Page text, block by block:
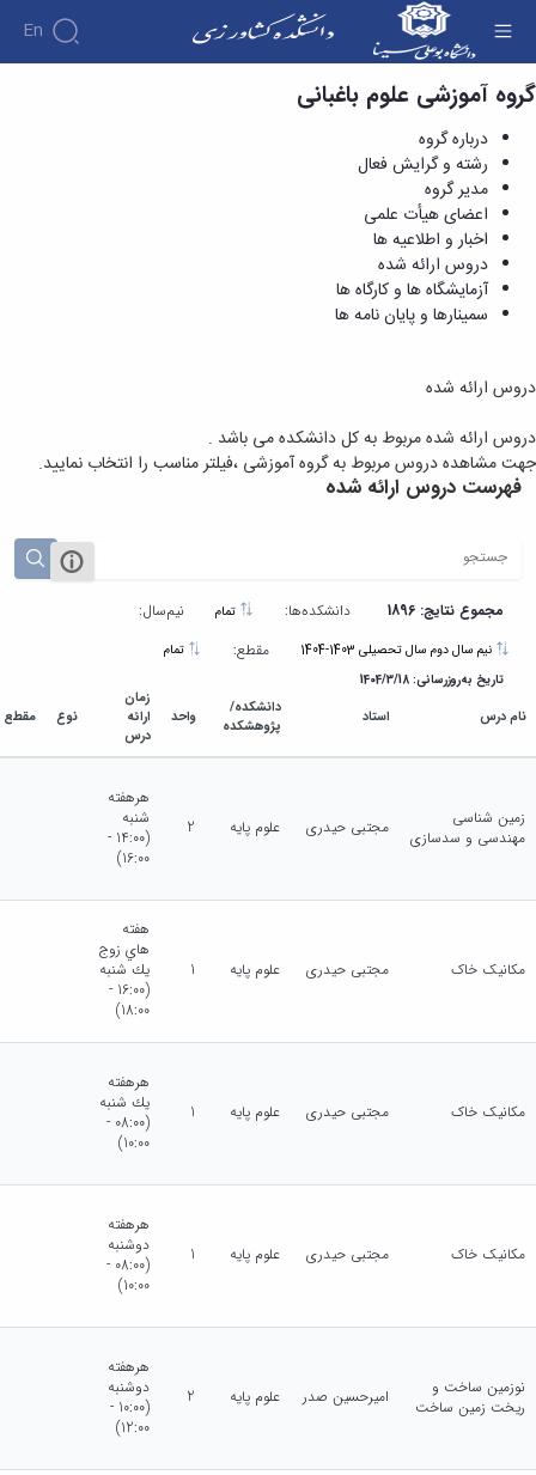
En
دروس ارائه شده - دانشکده کشاورزی
گروه آموزشی علوم باغبانی
درباره گروه
رشته و گرایش فعال
مدیر گروه
اعضای هیأت علمی
اخبار و اطلاعیه ها
دروس ارائه شده
آزمایشگاه ها و کارگاه ها
سمینارها و پایان نامه ها
دروس ارائه شده
دروس ارائه شده مربوط به کل دانشکده می باشد .
جهت مشاهده دروس مربوط به گروه آموزشی ،فیلتر مناسب را انتخاب نمایید.
فهرست دروس ارائه شده
مجموع نتایج: 1896 دانشکده‌ها: نیم‌سال:
مقطع: تمام
تاریخ به‌روزرسانی: 1404/3/18
نام درس استاد
دانشکده/
پژوهشکده
واحد
زمان
ارائه
درس
نوع مقطع
زمین شناسی
مهندسی و سدسازی
مجتبی حیدری علوم پایه 2
هرهفته
شنبه
(14:00 -
16:00)
مکانیک خاک مجتبی حیدری علوم پایه 1
هفته
هاي زوج
يك شنبه
(16:00 -
18:00)
مکانیک خاک مجتبی حیدری علوم پایه 1
هرهفته
يك شنبه
(08:00 -
10:00)
مکانیک خاک مجتبی حیدری علوم پایه 1
هرهفته
دوشنبه
(08:00 -
10:00)
نوزمین ساخت و
ریخت زمین ساخت
امیرحسین صدر علوم پایه 2
هرهفته
دوشنبه
(10:00 -
12:00)